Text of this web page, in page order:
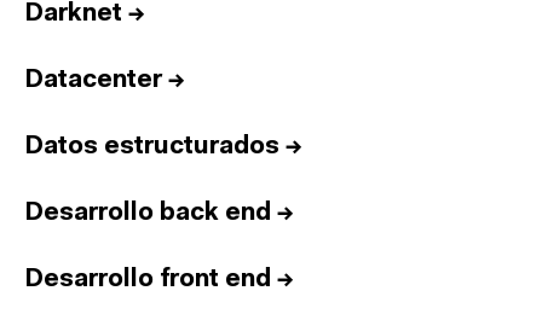
Darknet →
Datacenter→
Datos estructurados →
Desarrollo back end →
Desarrollo front end →